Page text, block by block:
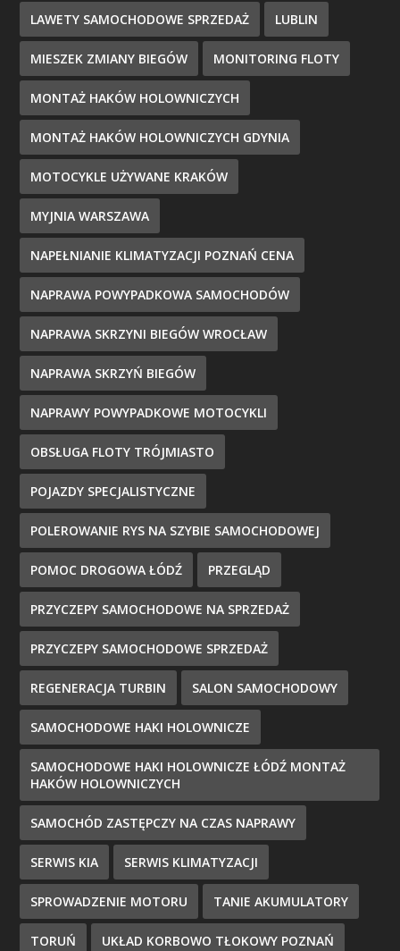
LAWETY SAMOCHODOWE SPRZEDAŻ LUBLIN
MIESZEK ZMIANY BIEGÓW MONITORING FLOTY
MONTAŻ HAKÓW HOLOWNICZYCH
MONTAŻ HAKÓW HOLOWNICZYCH GDYNIA
MOTOCYKLE UŻYWANE KRAKÓW
MYJNIA WARSZAWA
NAPEŁNIANIE KLIMATYZACJI POZNAŃ CENA
NAPRAWA POWYPADKOWA SAMOCHODÓW
NAPRAWA SKRZYNI BIEGÓW WROCŁAW
NAPRAWA SKRZYŃ BIEGÓW
NAPRAWY POWYPADKOWE MOTOCYKLI
OBSŁUGA FLOTY TRÓJMIASTO
POJAZDY SPECJALISTYCZNE
POLEROWANIE RYS NA SZYBIE SAMOCHODOWEJ
POMOC DROGOWA ŁÓDŹ PRZEGLĄD
PRZYCZEPY SAMOCHODOWE NA SPRZEDAŻ
PRZYCZEPY SAMOCHODOWE SPRZEDAŻ
REGENERACJA TURBIN SALON SAMOCHODOWY
SAMOCHODOWE HAKI HOLOWNICZE
SAMOCHODOWE HAKI HOLOWNICZE ŁÓDŹ MONTAŻ
HAKÓW HOLOWNICZYCH
SAMOCHÓD ZASTĘPCZY NA CZAS NAPRAWY
SERWIS KIA SERWIS KLIMATYZACJI
SPROWADZENIE MOTORU TANIE AKUMULATORY
TORUŃ UKŁAD KORBOWO TŁOKOWY POZNAŃ